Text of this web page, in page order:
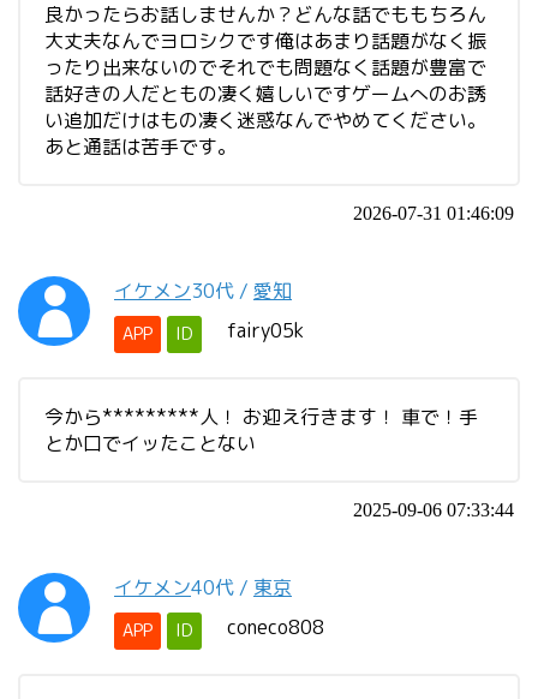
良かったらお話しませんか？どんな話でももちろん
大丈夫なんでヨロシクです俺はあまり話題がなく振
ったり出来ないのでそれでも問題なく話題が豊富で
話好きの人だともの凄く嬉しいですゲームへのお誘
い追加だけはもの凄く迷惑なんでやめてください。
あと通話は苦手です。
2026-07-31 01:46:09
イケメン30代 / 愛知
APP ID fairy05k
今から*********人！ お迎え行きます！ 車で！手
とか口でイッたことない
2025-09-06 07:33:44
イケメン40代 / 東京
APP ID coneco808